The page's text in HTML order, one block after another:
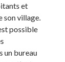
et
son village.
possible
un bureau